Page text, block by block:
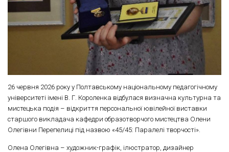
26 червня 2026 року у Полтавському національному педагогічному
університеті імені В. Г. Короленка відбулася визначна культурна та
мистецька подія – відкриття персональної ювілейної виставки
старшого викладача кафедри образотворчого мистецтва Олени
Олегівни Перепелиці під назвою «45/45: Паралелі творчості».
Олена Олегівна – художник-графік, ілюстратор, дизайнер